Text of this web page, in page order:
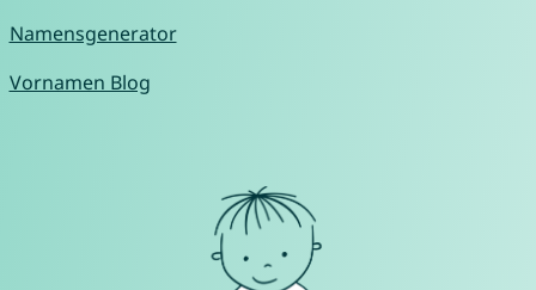
Namensgenerator
Vornamen Blog